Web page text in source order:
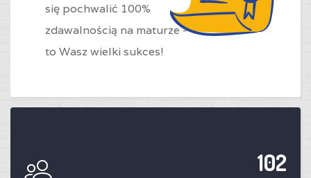
się pochwalić 100%
zdawalnością na maturze -
to Wasz wielki sukces!
102